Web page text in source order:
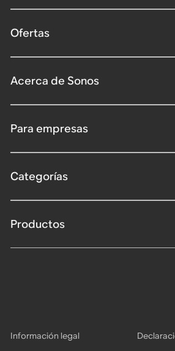
Ofertas
Acerca de Sonos
Para empresas
Categorías
Productos
Información legal